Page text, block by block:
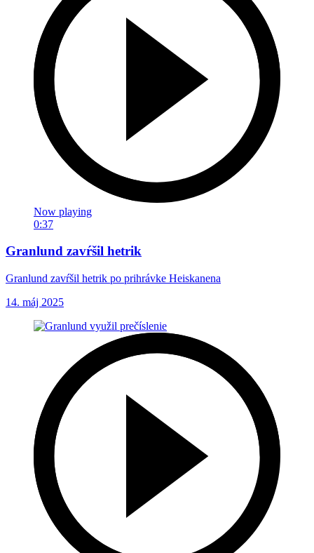
Now playing
0:37
Granlund zavŕšil hetrik
Granlund zavŕšil hetrik po prihrávke Heiskanena
14. máj 2025